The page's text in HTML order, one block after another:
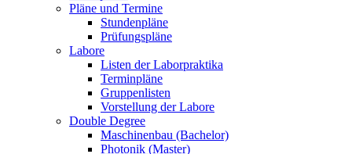
Pläne und Termine
Stundenpläne
Prüfungspläne
Labore
Listen der Laborpraktika
Terminpläne
Gruppenlisten
Vorstellung der Labore
Double Degree
Maschinenbau (Bachelor)
Photonik (Master)